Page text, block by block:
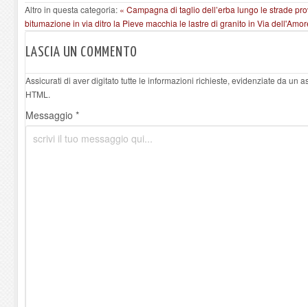
Altro in questa categoria: « Campagna di taglio dell’erba lungo le strade
bitumazione in via ditro la Pieve macchia le lastre di granito in Via
LASCIA UN COMMENTO
Assicurati di aver digitato tutte le informazioni richieste, evidenziate da un
HTML.
Messaggio *